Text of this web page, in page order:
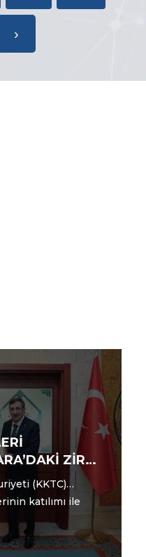
›
(KKTC)
katılımı ile
gerçekle...